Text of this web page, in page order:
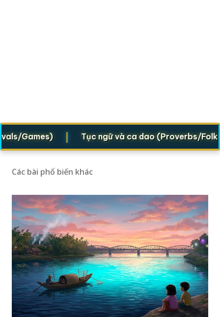
| Tục ngữ và ca dao (Proverbs/Folk
Các bài phổ biến khác